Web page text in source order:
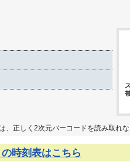
、正しく2次元バーコードを読み取れな
時刻表はこちら